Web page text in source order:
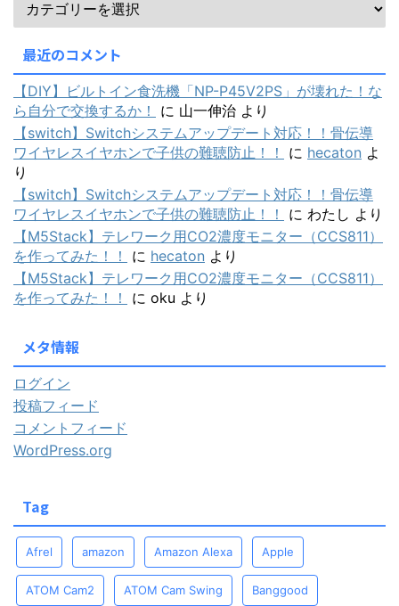
最近のコメント
【DIY】ビルトイン食洗機「NP-P45V2PS」が壊れた！な
ら自分で交換するか！
に 山一伸治 より
【switch】Switchシステムアップデート対応！！骨伝導
ワイヤレスイヤホンで子供の難聴防止！！
に hecaton よ
り
【switch】Switchシステムアップデート対応！！骨伝導
ワイヤレスイヤホンで子供の難聴防止！！
に わたし より
【M5Stack】テレワーク用CO2濃度モニター（CCS811）
を作ってみた！！
に hecaton より
【M5Stack】テレワーク用CO2濃度モニター（CCS811）
を作ってみた！！
に oku より
メタ情報
ログイン
投稿フィード
コメントフィード
WordPress.org
Tag
Afrel amazon Amazon Alexa Apple
ATOM Cam2 ATOM Cam Swing Banggood